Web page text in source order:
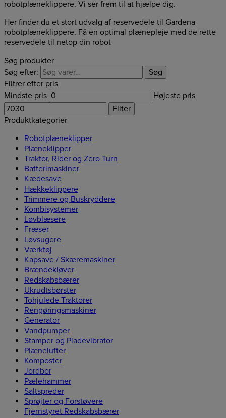
robotplæneklippere. Vi ser frem til at hjælpe dig.
Her finder du et stort udvalg af reservedele til Gardena
robotplæneklippere. Få en optimal plænepleje med de rette
reservedele til netop din robot
Søg produkter
Søg efter:
Søg
Filtrer efter pris
Mindste pris
Højeste pris
Filter
Produktkategorier
Robotplæneklipper
Plæneklipper
Traktor, Rider og Zero Turn
Batterimaskiner
Kædesave
Hækkeklippere
Trimmere og Buskryddere
Kombisystemer
Løvblæsere
Fræser
Løvsugere
Værktøj
Kapsave / Skæremaskiner
Brændekløver
Redskabsbærer
Ukrudtsbørster
Tohjulede Traktorer
Rengøringsmaskiner
Generator
Vandpumper
Stamper og Pladevibrator
Plænelufter
Komposter
Jordbor
Pælehammer
Saltspreder
Sprøjter og Forstøvere
Fjernstyret Redskabsbærer